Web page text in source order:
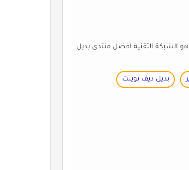
الشبكة التقنية افضل منتدى بديل
بديل ديف بوينت